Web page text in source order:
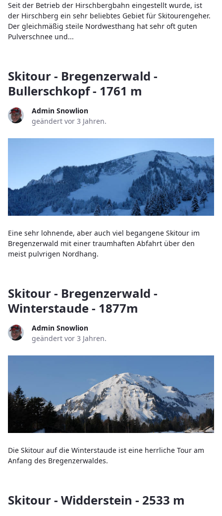
Seit der Betrieb der Hirschbergbahn eingestellt wurde, ist
der Hirschberg ein sehr beliebtes Gebiet für Skitourengeher.
Der gleichmäßig steile Nordwesthang hat sehr oft guten
Pulverschnee und...
Skitour - Bregenzerwald -
Bullerschkopf - 1761 m
Admin Snowlion
geändert vor 3 Jahren.
Eine sehr lohnende, aber auch viel begangene Skitour im
Bregenzerwald mit einer traumhaften Abfahrt über den
meist pulvrigen Nordhang.
Skitour - Bregenzerwald -
Winterstaude - 1877m
Admin Snowlion
geändert vor 3 Jahren.
Die Skitour auf die Winterstaude ist eine herrliche Tour am
Anfang des Bregenzerwaldes.
Skitour - Widderstein - 2533 m